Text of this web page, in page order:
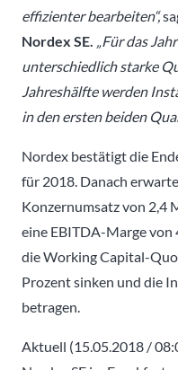
effizienter bearbeiten“,
Nordex SE.
„Für das
unterschiedlich starke
Jahreshälfte werden
in den ersten beiden
Nordex bestätigt die
für 2018. Danach
Konzernumsatz von 2,4
eine EBITDA-Marge von
die Working Capital-
Prozent sinken und die
betragen.
Aktuell (15.05.2018 /